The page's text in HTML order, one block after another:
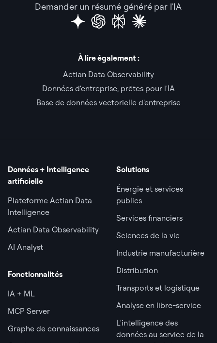
Demander un résumé généré par l'IA
À lire également :
Actian Data Observability
Données d'entreprise, prêtes pour l'IA
Base de données vectorielle d'entreprise
Données + Intelligence
artificielle
Plateforme Actian Data
Intelligence
Actian Data Observability
AI Analyst
Fonctionnalités
IA + ML
MCP Server
Graphe de connaissances
Solutions
Énergie et services
publics
Services financiers
Sciences de la vie
Industrie manufacturière
Distribution
Transports et logistique
Analyse en libre-service
L'intelligence des
données au service de la